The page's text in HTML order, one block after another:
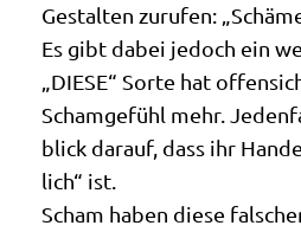
Gestal­ten zuru­fen:
Es gibt dabei jedoch ein
„DIESE“ Sor­te hat
Scham­ge­fühl mehr.
blick dar­auf, dass ihr
lich“ ist.
Scham haben die­se